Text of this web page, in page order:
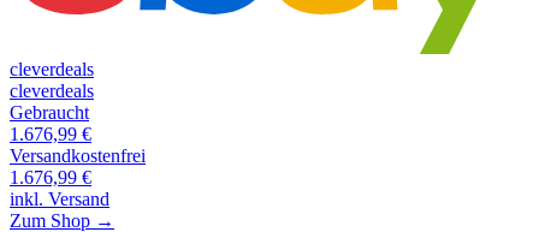
cleverdeals
cleverdeals
Gebraucht
1.676,99 €
Versandkostenfrei
1.676,99 €
inkl. Versand
Zum Shop →